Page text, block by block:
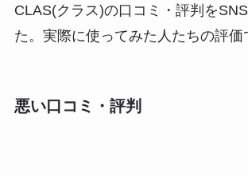
CLAS(クラス)の口コミ・評判を
た。実際に使ってみた人たちの評価
悪い口コミ・評判